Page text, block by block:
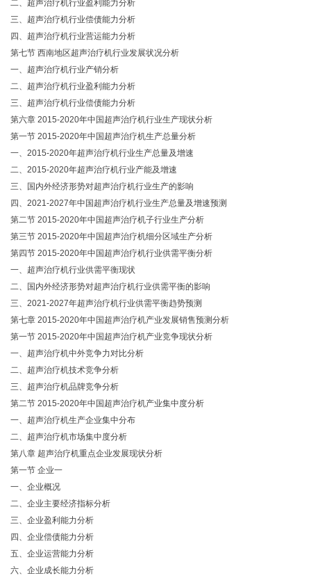
二、超声治疗机行业盈利能力分析
三、超声治疗机行业偿债能力分析
四、超声治疗机行业营运能力分析
第七节 西南地区超声治疗机行业发展状况分析
一、超声治疗机行业产销分析
二、超声治疗机行业盈利能力分析
三、超声治疗机行业偿债能力分析
第六章 2015-2020年中国超声治疗机行业生产现状分析
第一节 2015-2020年中国超声治疗机生产总量分析
一、2015-2020年超声治疗机行业生产总量及增速
二、2015-2020年超声治疗机行业产能及增速
三、国内外经济形势对超声治疗机行业生产的影响
四、2021-2027年中国超声治疗机行业生产总量及增速预测
第二节 2015-2020年中国超声治疗机子行业生产分析
第三节 2015-2020年中国超声治疗机细分区域生产分析
第四节 2015-2020年中国超声治疗机行业供需平衡分析
一、超声治疗机行业供需平衡现状
二、国内外经济形势对超声治疗机行业供需平衡的影响
三、2021-2027年超声治疗机行业供需平衡趋势预测
第七章 2015-2020年中国超声治疗机产业发展销售预测分析
第一节 2015-2020年中国超声治疗机产业竞争现状分析
一、超声治疗机中外竞争力对比分析
二、超声治疗机技术竞争分析
三、超声治疗机品牌竞争分析
第二节 2015-2020年中国超声治疗机产业集中度分析
一、超声治疗机生产企业集中分布
二、超声治疗机市场集中度分析
第八章 超声治疗机重点企业发展现状分析
第一节 企业一
一、企业概况
二、企业主要经济指标分析
三、企业盈利能力分析
四、企业偿债能力分析
五、企业运营能力分析
六、企业成长能力分析